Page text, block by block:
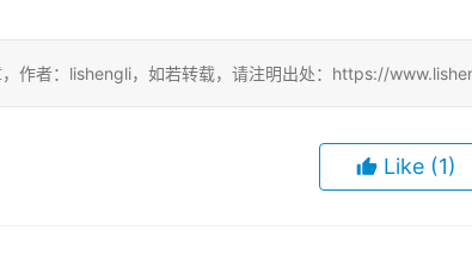
，作者：lishengli，如若转载，请注明出处：https://
Like (1)